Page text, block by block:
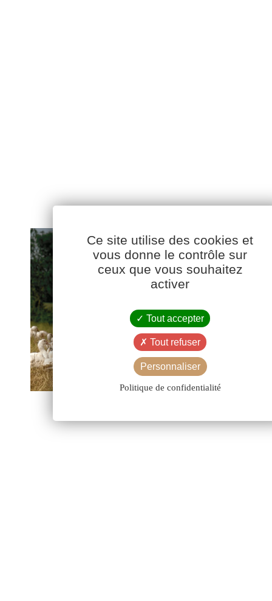
Ce site utilise des cookies et
vous donne le contrôle sur
ceux que vous souhaitez
activer
Tout accepter
Tout refuser
Personnaliser
Politique de confidentialité